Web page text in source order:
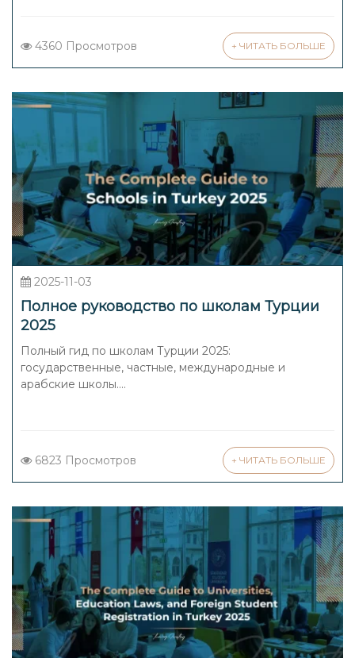
4360 Просмотров + ЧИТАТЬ БОЛЬШЕ
2025-11-03
Полное руководство по школам Турции
2025
Полный гид по школам Турции 2025:
государственные, частные, международные и
арабские школы....
6823 Просмотров + ЧИТАТЬ БОЛЬШЕ